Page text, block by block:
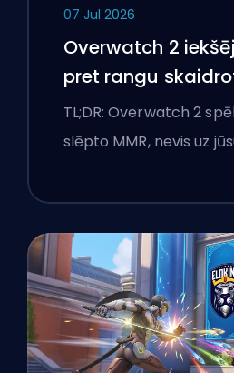
07 Jul 2026
Overwatch 2
pret rangu
TL;DR: Overwatch 2
slēpto MMR, nevis uz